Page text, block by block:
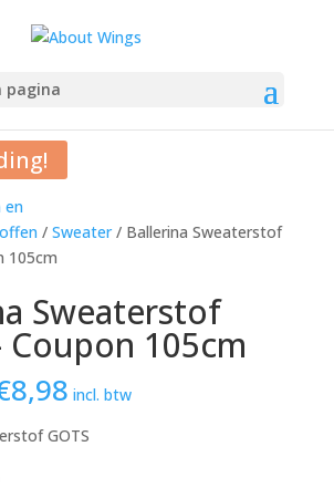
pagina
en
/ Sweater/ Ballerina Sweaterstof
105cm
Sweaterstof
Coupon 105cm
prijs
8,98Huidige
prijs
is:
incl. btw
GOTS